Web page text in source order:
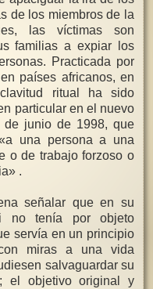
de los miembros de la
las víctimas son
familias a expiar los
Practicada por
países africanos, en
ritual ha sido
particular en el nuevo
junio de 1998, que
una persona a una
o de trabajo forzoso o
.
señalar que en su
no tenía por objeto
servía en un principio
miras a una vida
salvaguardar su
el objetivo original y